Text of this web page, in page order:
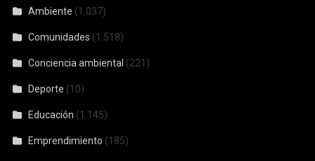
Ambiente (1.037)
Comunidades (1.518)
Conciencia ambiental (221)
Deporte (10)
Educación (1.145)
Emprendimiento (185)